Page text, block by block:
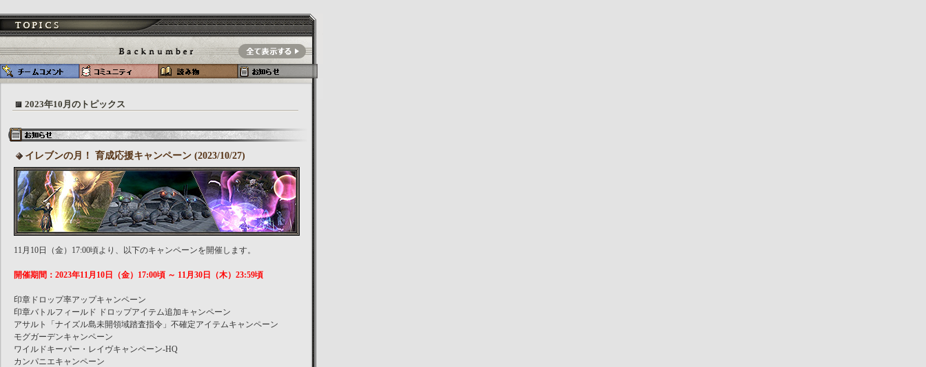
2023年10月のトピックス
イレブンの月！ 育成応援キャンペーン (2023/10/27)
11月10日（金）17:00頃より、以下のキャンペーンを開催します。
開催期間：2023年11月10日（金）17:00頃 ～ 11月30日（木）23:59頃
印章ドロップ率アップキャンペーン
印章バトルフィールド ドロップアイテム追加キャンペーン
アサルト「ナイズル島未開領域踏査指令」不確定アイテムキャンペーン
モグガーデンキャンペーン
ワイルドキーパー・レイヴキャンペーン-HQ
カンパニエキャンペーン